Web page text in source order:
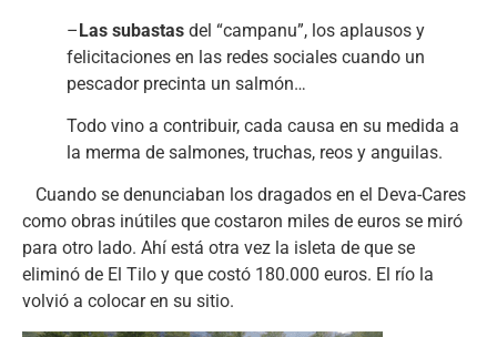
–Las subastas del “campanu”, los aplausos y
felicitaciones en las redes sociales cuando un
pescador precinta un salmón…
Todo vino a contribuir, cada causa en su medida a
la merma de salmones, truchas, reos y anguilas.
Cuando se denunciaban los dragados en el Deva-Cares
como obras inútiles que costaron miles de euros se miró
para otro lado. Ahí está otra vez la isleta de que se
eliminó de El Tilo y que costó 180.000 euros. El río la
volvió a colocar en su sitio.